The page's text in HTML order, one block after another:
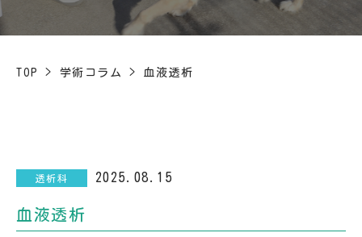
TOP > 学術コラム > 血液透析
透析科 2025.08.15
血液透析